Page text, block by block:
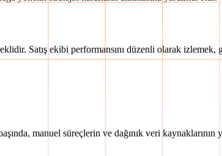
Satış ekibi performansını düzenli olarak izlemek,
manuel süreçlerin ve dağınık veri kaynaklarının